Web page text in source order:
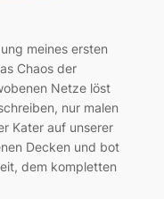
meines ersten
Chaos der
Netze löst
nur malen
Kater auf unserer
Decken und bot
dem kompletten